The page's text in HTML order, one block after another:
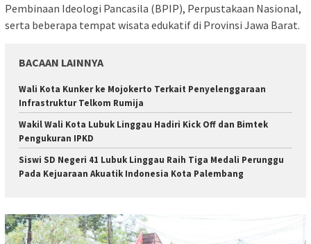
Pembinaan Ideologi Pancasila (BPIP), Perpustakaan Nasional,
serta beberapa tempat wisata edukatif di Provinsi Jawa Barat.
BACAAN LAINNYA
Wali Kota Kunker ke Mojokerto Terkait Penyelenggaraan
Infrastruktur Telkom Rumija
Wakil Wali Kota Lubuk Linggau Hadiri Kick Off dan Bimtek
Pengukuran IPKD
Siswi SD Negeri 41 Lubuk Linggau Raih Tiga Medali Perunggu
Pada Kejuaraan Akuatik Indonesia Kota Palembang